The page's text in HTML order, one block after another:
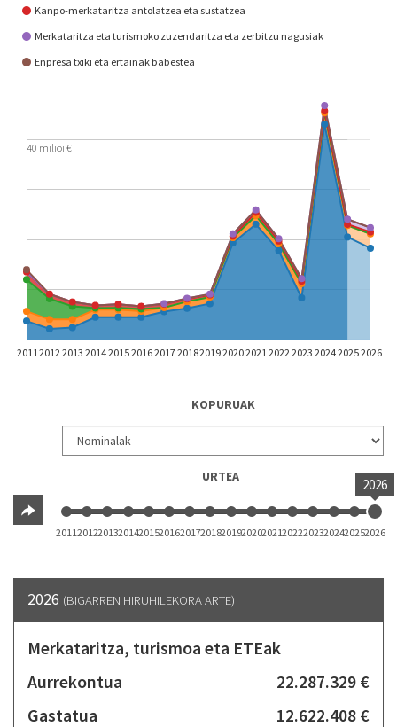
Kanpo-merkataritza antolatzea eta sustatzea
Merkataritza eta turismoko zuzendaritza eta zerbitzu nagusiak
Enpresa txiki eta ertainak babestea
2011 2012 2013 20142015201620172018201920202021 20222023202420252026
40 milioi €
KOPURUAK
URTEA 2026
2011201220132014201520162017201820192020202120222023202420252026
2026 (BIGARREN HIRUHILEKORA ARTE)
Merkataritza, turismoa eta ETEak
Aurrekontua
22.287.329 €
Gastatua
12.622.408 €